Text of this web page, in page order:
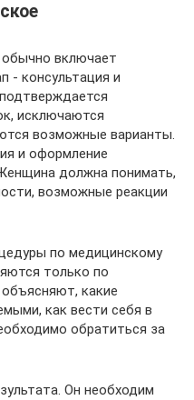
включает
- консультация и
исключаются
возможные варианты.
и оформление
должна понимать,
возможные реакции
по медицинскому
только по
какие
как вести себя в
обратиться за
Он необходим